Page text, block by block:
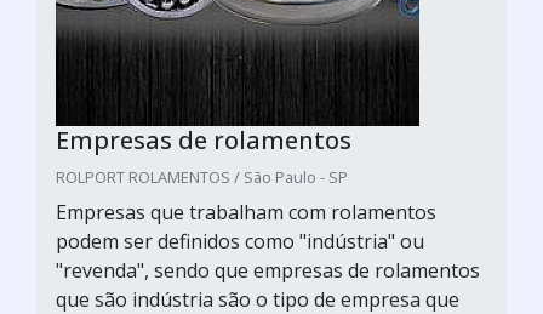
Empresas de rolamentos
ROLPORT ROLAMENTOS / São Paulo - SP
Empresas que trabalham com rolamentos
podem ser definidos como "indústria" ou
"revenda", sendo que empresas de rolamentos
que são indústria são o tipo de empresa que